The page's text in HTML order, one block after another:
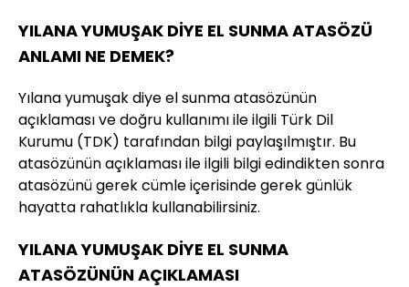
YILANA YUMUŞAK DİYE EL SUNMA ATASÖZÜ
ANLAMI NE DEMEK?
Yılana yumuşak diye el sunma atasözünün
açıklaması ve doğru kullanımı ile ilgili Türk Dil
Kurumu (TDK) tarafından bilgi paylaşılmıştır. Bu
atasözünün açıklaması ile ilgili bilgi edindikten sonra
atasözünü gerek cümle içerisinde gerek günlük
hayatta rahatlıkla kullanabilirsiniz.
YILANA YUMUŞAK DİYE EL SUNMA
ATASÖZÜNÜN AÇIKLAMASI